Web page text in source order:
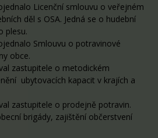
Licenční smlouvu o veřejném
děl s OSA. Jedná se o hudební
plesu.
Smlouvu o potravinové
obce.
zastupitele o metodickém
ubytovacích kapacit v krajích a
zastupitele o prodejně potravin.
brigády, zajištění občerstvení